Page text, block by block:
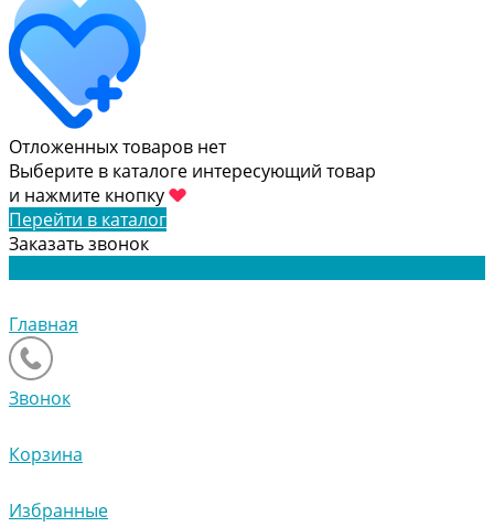
Отложенных товаров нет
Выберите в каталоге интересующий товар
и нажмите кнопку
Перейти в каталог
Заказать звонок
Главная
Звонок
Корзина
Избранные